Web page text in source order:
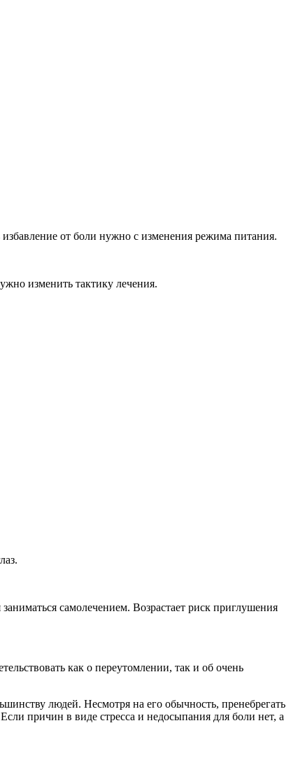
от боли нужно с изменения режима питания.
изменить тактику лечения.
самолечением. Возрастает риск приглушения
как о переутомлении, так и об очень
людей. Несмотря на его обычность, пренебрегать
причин в виде стресса и недосыпания для боли нет, а